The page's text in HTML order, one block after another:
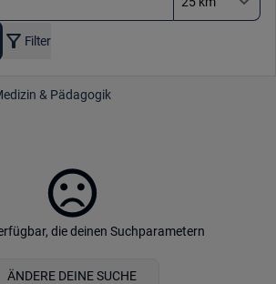
Filter
& Pädagogik
die deinen Suchparametern
ÄNDERE DEINE SUCHE